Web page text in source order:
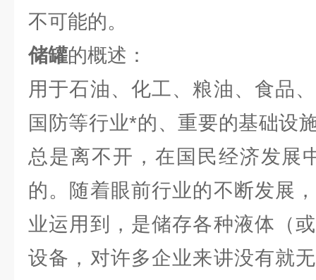
不可能的。
储罐的概述：
用于石油、化工、粮油、食品
国防等行业*的、重要的基础设
总是离不开，在国民经济发展
的。随着眼前行业的不断发展
业运用到，是储存各种液体（
设备，对许多企业来讲没有就